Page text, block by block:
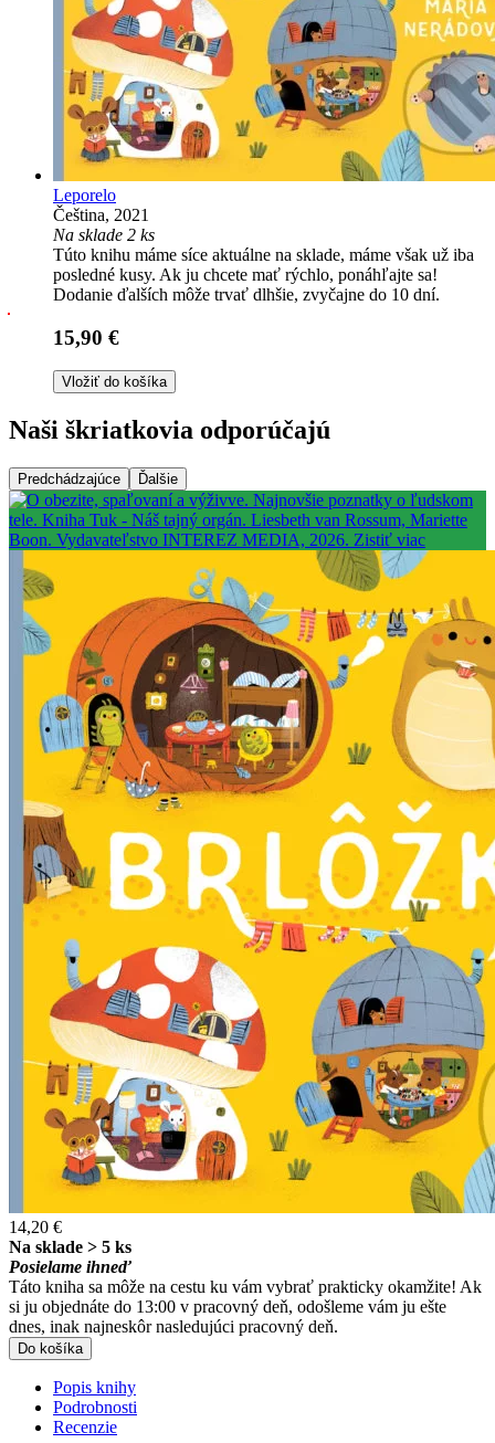
Leporelo
Čeština, 2021
Na sklade 2 ks
Túto knihu máme síce aktuálne na sklade, máme však už iba
posledné kusy. Ak ju chcete mať rýchlo, ponáhľajte sa!
Dodanie ďalších môže trvať dlhšie, zvyčajne do 10 dní.
15,90 €
Vložiť do košíka
Naši škriatkovia odporúčajú
Predchádzajúce Ďalšie
14,20 €
Na sklade > 5 ks
Posielame ihneď
Táto kniha sa môže na cestu ku vám vybrať prakticky okamžite! Ak
si ju objednáte do 13:00 v pracovný deň, odošleme vám ju ešte
dnes, inak najneskôr nasledujúci pracovný deň.
Do košíka
Popis knihy
Podrobnosti
Recenzie